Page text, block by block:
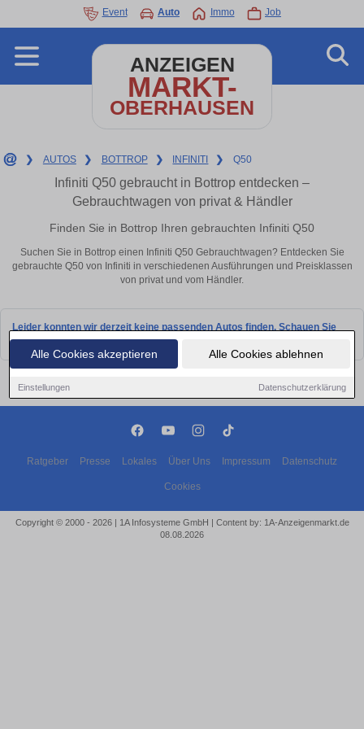
Alle Cookies akzeptieren Alle Cookies ablehnen
Einstellungen Datenschutzerklärung
Event Auto Immo Job
ANZEIGEN
MARKT-
OBERHAUSEN
❯ AUTOS ❯ BOTTROP ❯ INFINITI ❯ Q50
Infiniti Q50 gebraucht in Bottrop entdecken –
Gebrauchtwagen von privat & Händler
Finden Sie in Bottrop Ihren gebrauchten Infiniti Q50
Suchen Sie in Bottrop einen Infiniti Q50 Gebrauchtwagen? Entdecken Sie
gebrauchte Q50 von Infiniti in verschiedenen Ausführungen und Preisklassen
von privat und vom Händler.
Leider konnten wir derzeit keine passenden Autos finden. Schauen Sie
bald wieder vorbei!
Ratgeber Presse Lokales Über Uns Impressum Datenschutz
Cookies
Copyright © 2000 - 2026 | 1A Infosysteme GmbH | Content by: 1A-Anzeigenmarkt.de
08.08.2026